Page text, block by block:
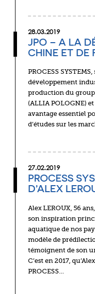
28.03.2019
JPO – A LA
CHINE ET DE
PROCESS
développement
production du
(ALLIA POLOGNE)
avantage essentiel
d’études sur les
27.02.2019
PROCESS
D’ALEX
Alex LEROUX, 56
son inspiration
aquatique de nos
modèle de
témoignent de son
C’est en 2017,
PROCESS…